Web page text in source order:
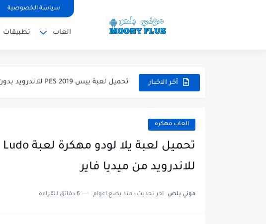
سياسة الخصوصية
العاب تطبيقات
أخر الاخبار
تحميل لعبة Total Football مهكرة 2025 اخر اصدار للأندرويد لعبة...
تحميل لعبة بيس PES 2019 للاندرويد بدون نت بحجم نسخه...
العاب مهكره
للاندرويد من ميديا فاير
موني بلص اخر تحديث : منذ بضع اعوام 6 دقائق للقراءة